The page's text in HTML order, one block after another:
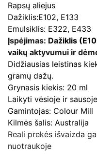
Rapsų aliejus
Dažiklis:E102, E133
Emulsiklis: E322, E433
Įspėjimas: Dažiklis
vaikų aktyvumui ir
Didžiausias leistinas
gramų dažų.
Grynasis kiekis: 20 ml
Laikyti vėsioje ir
Gamintojas: Colour Mill
Kilmės šalis: Australija
Reali prekės išvaizda
nuotraukoje